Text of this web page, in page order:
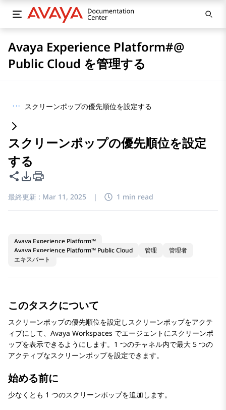
Avaya Experience Platform#@
Public Cloud を管理する
··· スクリーンポップの優先順位を設定する
スクリーンポップの優先順位を設定
する
このページを共有
PDFエクスポートオプション
最終更新 : Mar 11, 2025 | 1 min read
Avaya Experience Platform™
Avaya Experience Platform™ Public Cloud
管理
管理者
エキスパート
このタスクについて
スクリーンポップの優先順位を設定しスクリーンポップをアクテ
ィブにして、 Avaya Workspaces でエージェントにスクリーンポ
ップを表示できるようにします。1 つのチャネル内で最大 5 つの
アクティブなスクリーンポップを設定できます。
始める前に
少なくとも 1 つのスクリーンポップを追加します。